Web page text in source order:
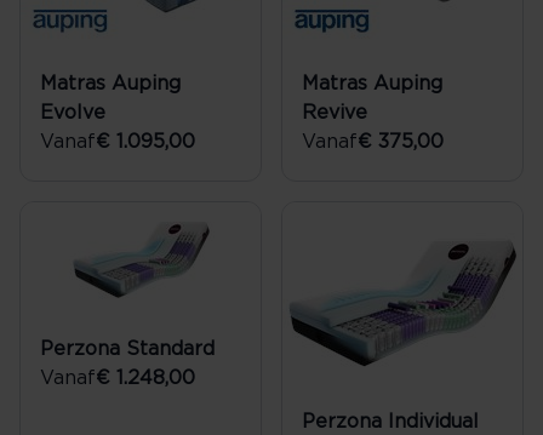
Matras Auping
Evolve
Vanaf€ 1.095,00
Matras Auping
Revive
Vanaf€ 375,00
Perzona Standard
Vanaf€ 1.248,00
Perzona Individual